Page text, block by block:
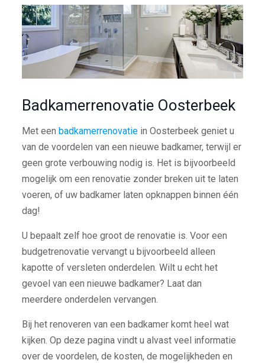
Badkamerrenovatie Oosterbeek
Met een badkamerrenovatiein Oosterbeek geniet u
van de voordelen van een nieuwe badkamer, terwijl er
geen grote verbouwing nodig is. Het is bijvoorbeeld
mogelijk om een renovatie zonder breken uit te laten
voeren, of uw badkamer laten opknappen binnen één
dag!
U bepaalt zelf hoe groot de renovatie is. Voor een
budgetrenovatie vervangt u bijvoorbeeld alleen
kapotte of versleten onderdelen. Wilt u echt het
gevoel van een nieuwe badkamer? Laat dan
meerdere onderdelen vervangen.
Bij het renoveren van een badkamer komt heel wat
kijken. Op deze pagina vindt u alvast veel informatie
over de voordelen, de kosten, de mogelijkheden en